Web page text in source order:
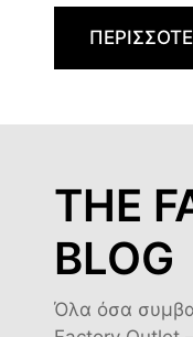
THE
BLOG
Όλα όσα